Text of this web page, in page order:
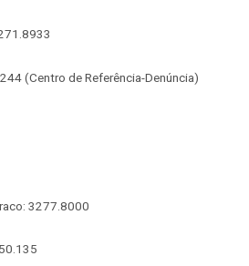
(Centro de Referência-Denúncia)
3277.8000